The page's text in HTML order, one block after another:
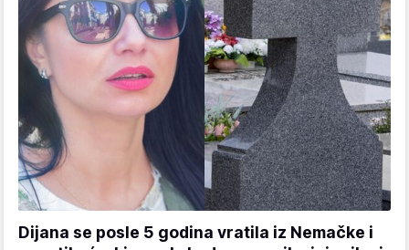
Dijana se posle 5 godina vratila iz Nemačke i